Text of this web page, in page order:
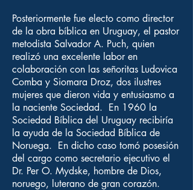
Posteriormente fue electo como director
de la obra bíblica en Uruguay, el pastor
metodista Salvador A. Puch, quien
realizó una excelente labor en
colaboración con las señoritas Ludovica
Comba y Siomara Droz, dos ilustres
mujeres que dieron vida y entusiasmo a
la naciente Sociedad. En 1960 la
Sociedad Bíblica del Uruguay recibiría
la ayuda de la Sociedad Bíblica de
Noruega. En dicho caso tomó posesión
del cargo como secretario ejecutivo el
Dr. Per O. Mydske, hombre de Dios,
noruego, luterano de gran corazón.